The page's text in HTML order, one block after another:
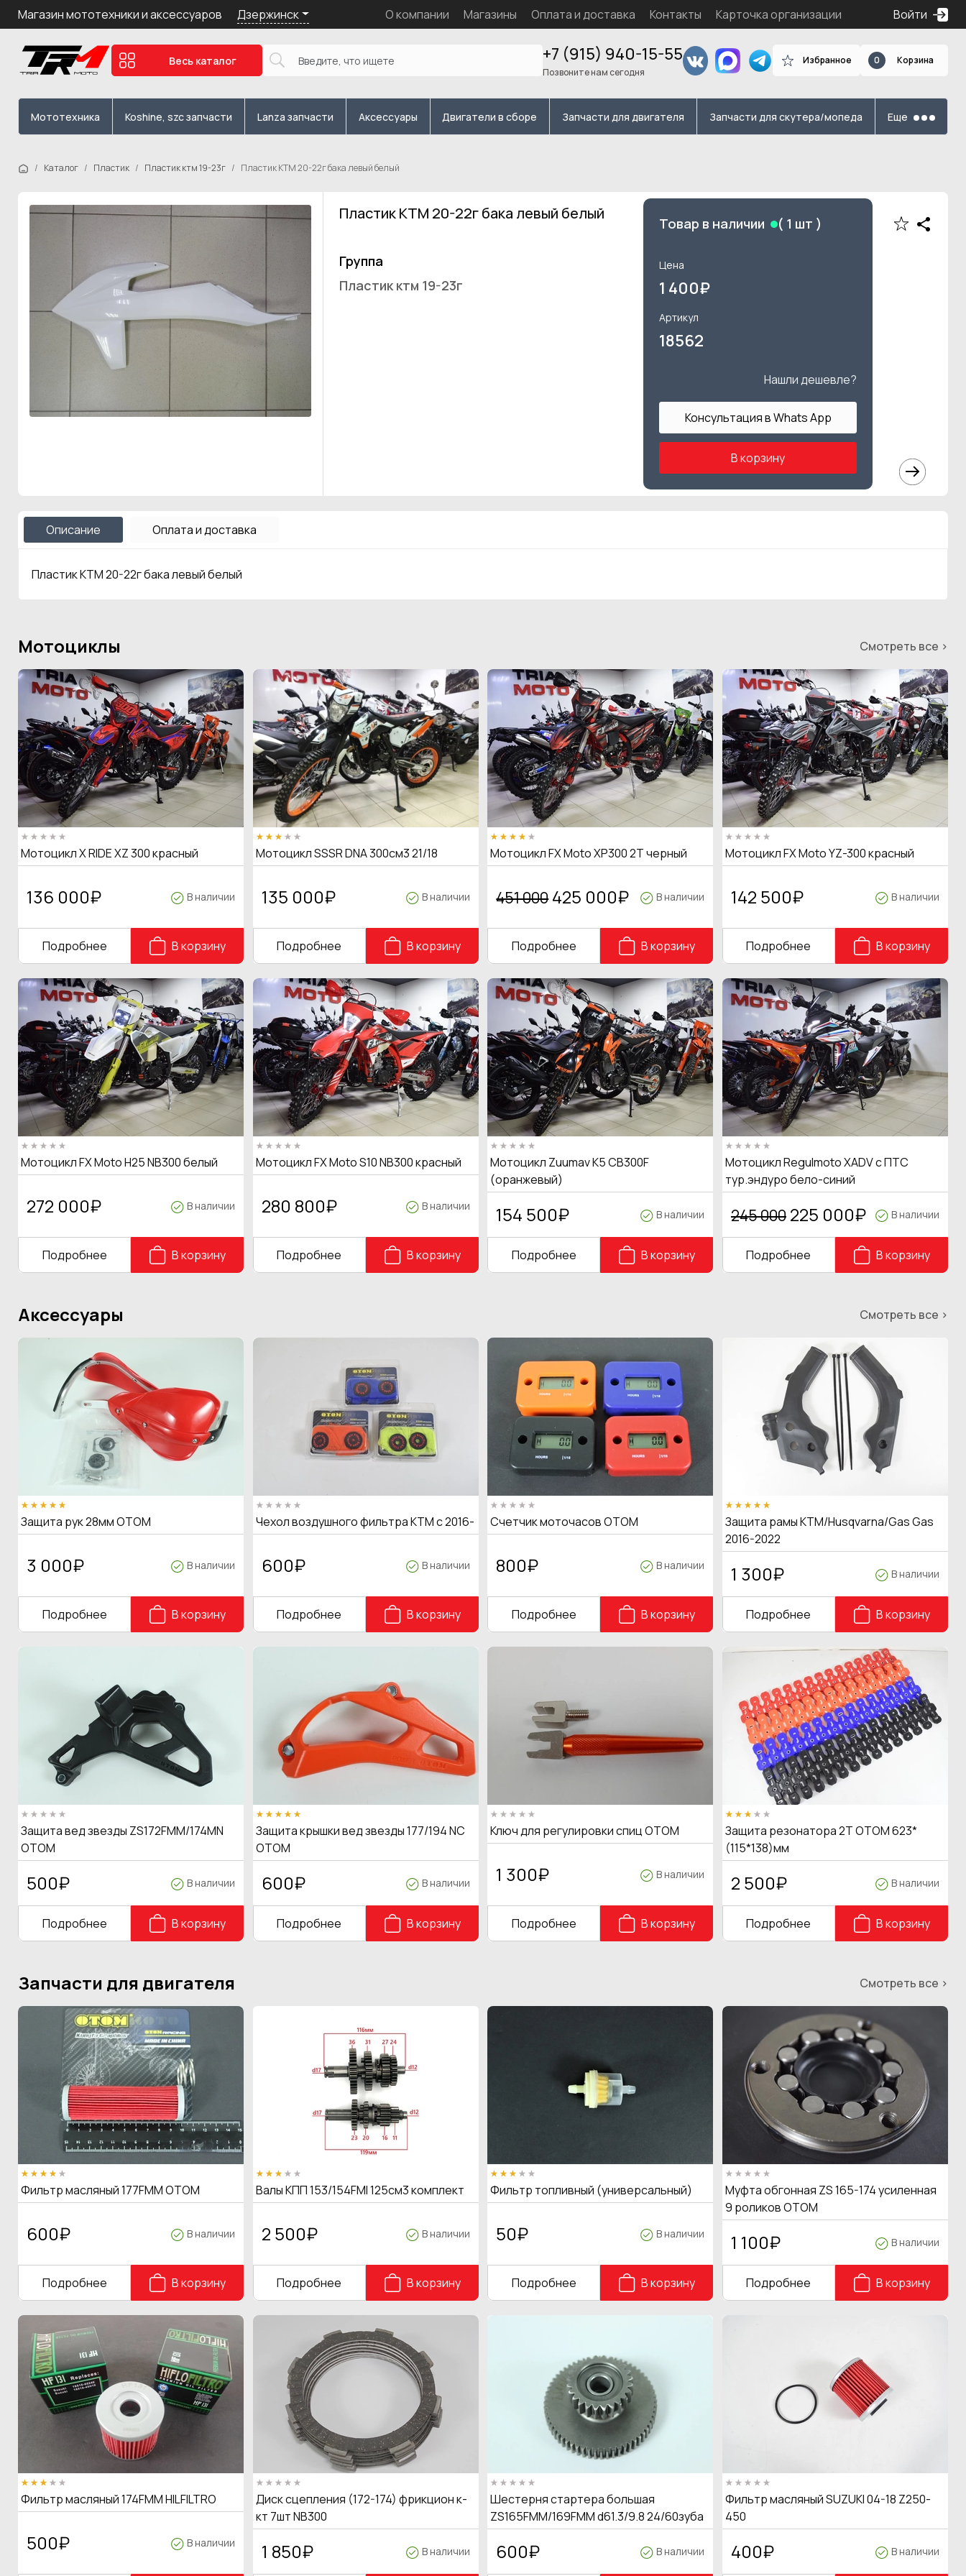
Магазин мототехники и аксессуаров Дзержинск О компании Магазины Оплата и доставка Контакты Карточка организации Войти
Весь каталог +7 (915) 940-15-55
Позвоните нам сегодня
Избранное 0 Корзина
Мототехника Koshine, szc запчасти Lanza запчасти Аксессуары Двигатели в сборе Запчасти для двигателя Запчасти для скутера/мопеда Еще
Каталог Пластик Пластик ктм 19-23г Пластик КТМ 20-22г бака левый белый
Пластик КТМ 20-22г бака левый белый
Группа
Пластик ктм 19-23г
Товар в наличии ( 1 шт )
Цена
1 400₽
Артикул
18562
Нашли дешевле?
Консультация в Whats App
В корзину
Описание Оплата и доставка
Пластик КТМ 20-22г бака левый белый
Мотоциклы Смотреть все >
Мотоцикл X RIDE XZ 300 красный
136 000₽ В наличии
Подробнее В корзину
Мотоцикл SSSR DNA 300см3 21/18
135 000₽ В наличии
Подробнее В корзину
Мотоцикл FX Moto XP300 2T черный
451 000 425 000₽ В наличии
Подробнее В корзину
Мотоцикл FX Moto YZ-300 красный
142 500₽ В наличии
Подробнее В корзину
Мотоцикл FX Moto H25 NB300 белый
272 000₽ В наличии
Подробнее В корзину
Мотоцикл FX Moto S10 NB300 красный
280 800₽ В наличии
Подробнее В корзину
Мотоцикл Zuumav K5 CB300F
(оранжевый)
154 500₽ В наличии
Подробнее В корзину
Мотоцикл Regulmoto XADV с ПТС
тур.эндуро бело-синий
245 000 225 000₽ В наличии
Подробнее В корзину
Аксессуары Смотреть все >
Защита рук 28мм OTOM
3 000₽ В наличии
Подробнее В корзину
Чехол воздушного фильтра KTM с 2016-
600₽ В наличии
Подробнее В корзину
Счетчик моточасов OTOM
800₽ В наличии
Подробнее В корзину
Защита рамы KTM/Husqvarna/Gas Gas
2016-2022
1 300₽ В наличии
Подробнее В корзину
Защита вед звезды ZS172FMM/174MN
OTOM
500₽ В наличии
Подробнее В корзину
Защита крышки вед звезды 177/194 NC
OTOM
600₽ В наличии
Подробнее В корзину
Ключ для регулировки спиц OTOM
1 300₽ В наличии
Подробнее В корзину
Защита резонатора 2Т OTOM 623*
(115*138)мм
2 500₽ В наличии
Подробнее В корзину
Запчасти для двигателя Смотреть все >
Фильтр масляный 177FMM OTOM
600₽ В наличии
Подробнее В корзину
Валы КПП 153/154FMI 125см3 комплект
2 500₽ В наличии
Подробнее В корзину
Фильтр топливный (универсальный)
50₽ В наличии
Подробнее В корзину
Муфта обгонная ZS 165-174 усиленная
9 роликов OTOM
1 100₽ В наличии
Подробнее В корзину
Фильтр масляный 174FMM HILFILTRO
500₽ В наличии
Диск сцепления (172-174) фрикцион к-
кт 7шт NB300
1 850₽ В наличии
Шестерня стартера большая
ZS165FMM/169FMM d61.3/9.8 24/60зуба
600₽ В наличии
Фильтр масляный SUZUKI 04-18 Z250-
450
400₽ В наличии